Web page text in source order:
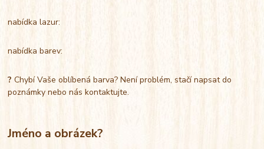
nabídka lazur:
nabídka barev:
?Chybí Vaše oblíbená barva? Není problém, stačí napsat do
poznámky nebo nás kontaktujte.
Jméno a obrázek?